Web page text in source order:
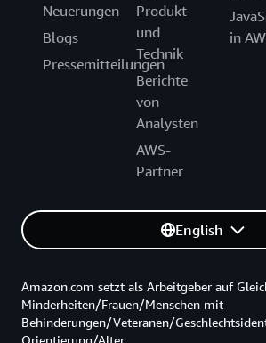
Neuerungen
Blogs
Pressemitteilungen
Produkt
und
Technik
Berichte
von
Analysten
AWS-
Partner
in
English
Amazon.com setzt als Arbeitgeber auf
Minderheiten/Frauen/Menschen mit
Behinderungen/Veteranen/